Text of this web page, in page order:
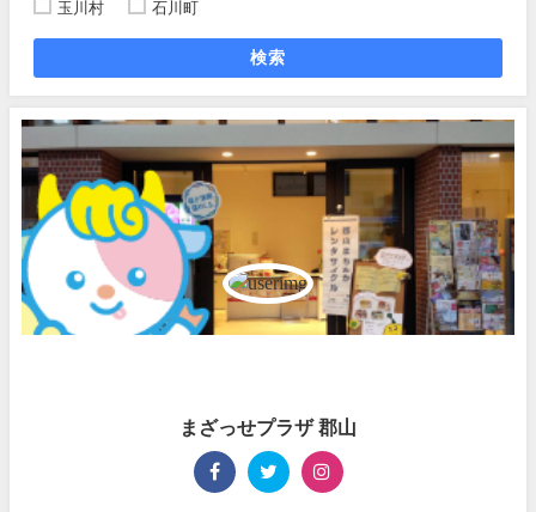
玉川村
石川町
検索
まざっせプラザ 郡山